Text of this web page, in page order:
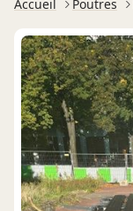
Accueil Poutres